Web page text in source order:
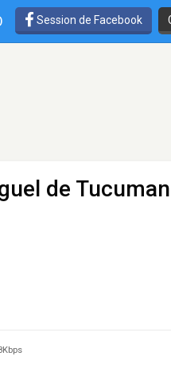
Session de Facebook
de Tucuman